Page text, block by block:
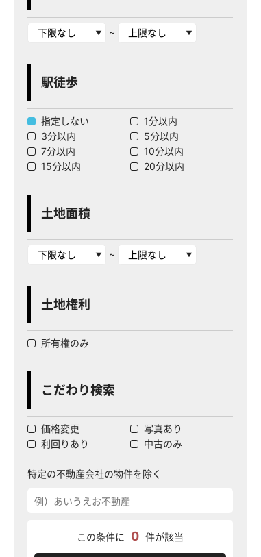
~
駅徒歩
指定しない
1分以内
3分以内
5分以内
7分以内
10分以内
15分以内
20分以内
土地面積
~
土地権利
所有権のみ
こだわり検索
価格変更
写真あり
利回りあり
中古のみ
特定の不動産会社の物件を除く
この条件に 0 件が該当